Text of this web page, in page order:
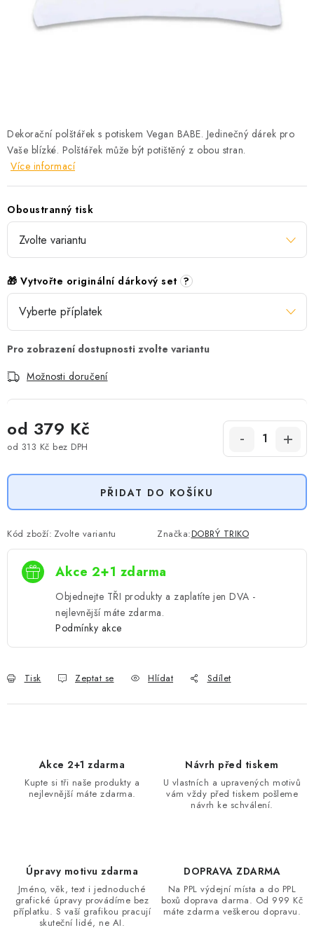
Dekorační polštářek s potiskem Vegan BABE. Jedinečný dárek pro
Vaše blízké. Polštářek může být potištěný z obou stran.
Více informací
Oboustranný tisk
🎁 Vytvořte originální dárkový set ?
Možnosti doručení
od 379 Kč
od 313 Kč bez DPH
PŘIDAT DO KOŠÍKU
Kód zboží: Zvolte variantu Značka:DOBRÝ TRIKO
Akce 2+1 zdarma
Objednejte TŘI produkty a zaplatíte jen DVA -
nejlevnější máte zdarma.
Podmínky akce
Tisk Zeptat se Hlídat Sdílet
Akce 2+1 zdarma
Kupte si tři naše produkty a
nejlevnější máte zdarma.
Návrh před tiskem
U vlastních a upravených motivů
vám vždy před tiskem pošleme
návrh ke schválení.
Úpravy motivu zdarma
Jméno, věk, text i jednoduché
grafické úpravy provádíme bez
příplatku. S vaší grafikou pracují
skuteční lidé, ne AI.
DOPRAVA ZDARMA
Na PPL výdejní místa a do PPL
boxů doprava darma. Od 999 Kč
máte zdarma veškerou dopravu.